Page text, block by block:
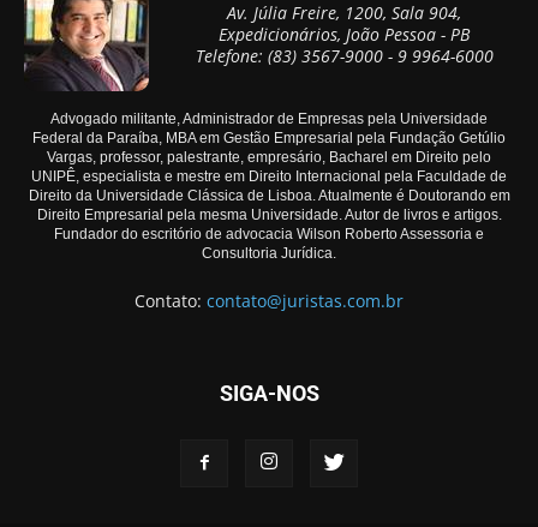
Av. Júlia Freire, 1200, Sala 904,
Expedicionários, João Pessoa - PB
Telefone: (83) 3567-9000 - 9 9964-6000
Advogado militante, Administrador de Empresas pela Universidade
Federal da Paraíba, MBA em Gestão Empresarial pela Fundação Getúlio
Vargas, professor, palestrante, empresário, Bacharel em Direito pelo
UNIPÊ, especialista e mestre em Direito Internacional pela Faculdade de
Direito da Universidade Clássica de Lisboa. Atualmente é Doutorando em
Direito Empresarial pela mesma Universidade. Autor de livros e artigos.
Fundador do escritório de advocacia Wilson Roberto Assessoria e
Consultoria Jurídica.
Contato: contato@juristas.com.br
SIGA-NOS